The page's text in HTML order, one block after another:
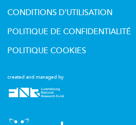
created and managed by
CONDITIONS D'UTILISATION
POLITIQUE DE CONFIDENTIALITÉ
POLITIQUE COOKIES